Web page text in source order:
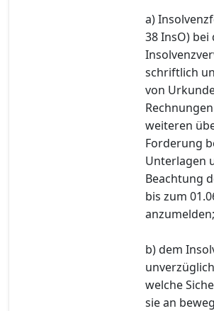
a)
38 InsO) bei
schriftlich
von
weiteren
Forderung
Unterlagen
Beachtung
bis zum
anzumelden;
b) dem
welche
sie an